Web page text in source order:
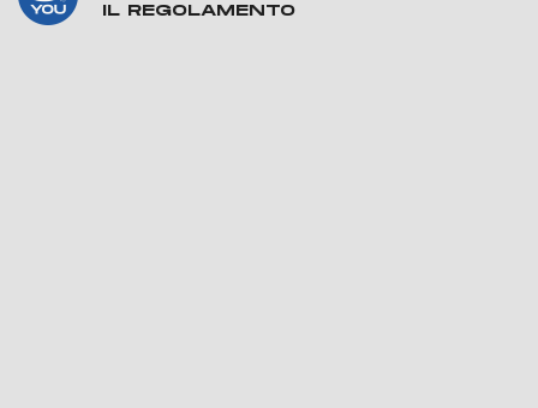
IL REGOLAMENTO